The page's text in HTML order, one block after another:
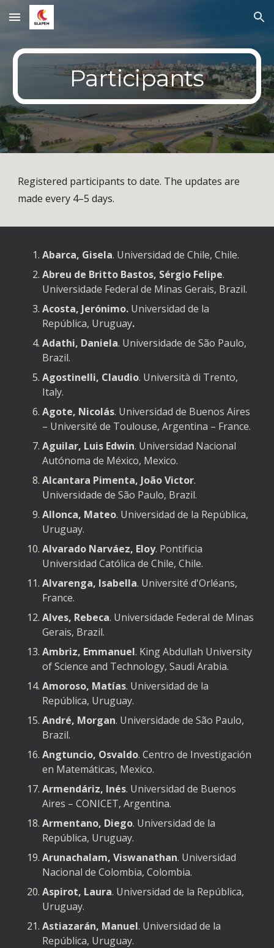
Skip to main content Skip to navigation
Participants
Registered participants to date. The updates are
made every 4–5 days.
Abarca, Gisela. Universidad de Chile, Chile.
Abreu de Britto Bastos, Sérgio Felipe.
Universidade Federal de Minas Gerais, Brazil.
Acosta, Jerónimo. Universidad de la
República, Uruguay.
Adathi, Daniela. Universidade de São Paulo,
Brazil.
Agostinelli, Claudio. Università di Trento,
Italy.
Agote, Nicolás. Universidad de Buenos Aires
– Université de Toulouse, Argentina – France.
Aguilar, Luis Edwin. Universidad Nacional
Autónoma de México, Mexico.
Alcantara Pimenta, João Victor.
Universidade de São Paulo, Brazil.
Allonca, Mateo. Universidad de la República,
Uruguay.
Alvarado Narváez, Eloy. Pontificia
Universidad Católica de Chile, Chile.
Alvarenga, Isabella. Université d'Orléans,
France.
Alves, Rebeca. Universidade Federal de Minas
Gerais, Brazil.
Ambriz, Emmanuel. King Abdullah University
of Science and Technology, Saudi Arabia.
Amoroso, Matías. Universidad de la
República, Uruguay.
André, Morgan. Universidade de São Paulo,
Brazil.
Angtuncio, Osvaldo. Centro de Investigación
en Matemáticas, Mexico.
Armendáriz, Inés. Universidad de Buenos
Aires – CONICET, Argentina.
Armentano, Diego. Universidad de la
República, Uruguay.
Arunachalam, Viswanathan. Universidad
Nacional de Colombia, Colombia.
Aspirot, Laura. Universidad de la República,
Uruguay.
Astiazarán, Manuel. Universidad de la
República, Uruguay.